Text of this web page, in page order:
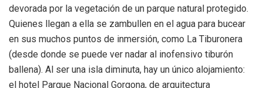
devorada por la vegetación de un parque natural protegido.
Quienes llegan a ella se zambullen en el agua para bucear
en sus muchos puntos de inmersión, como La Tiburonera
(desde donde se puede ver nadar al inofensivo tiburón
ballena). Al ser una isla diminuta, hay un único alojamiento:
el hotel Parque Nacional Gorgona, de arquitectura